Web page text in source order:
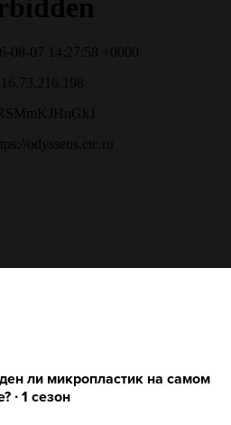
ли микропластик на самом
∙ 1 сезон